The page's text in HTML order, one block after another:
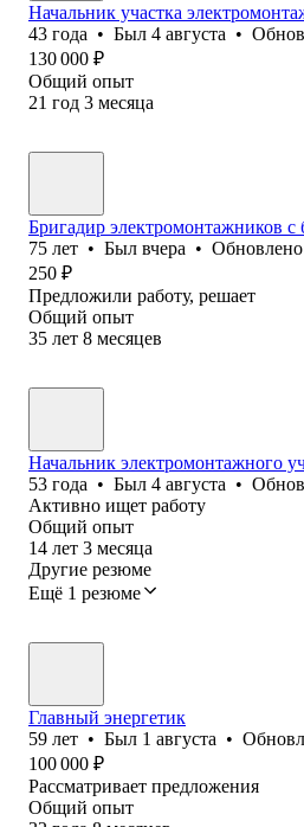
Начальник участка
43 года • Был 4 августа •
130 000 ₽
Общий опыт
21 год 3 месяца
Бригадир электромонтажников с
75 лет • Был вчера • Обновлено
250 ₽
Предложили работу, решает
Общий опыт
35 лет 8 месяцев
Начальник электромонтажного
53 года • Был 4 августа •
Активно ищет работу
Общий опыт
14 лет 3 месяца
Другие резюме
Ещё 1 резюме
Главный энергетик
59 лет • Был 1 августа •
100 000 ₽
Рассматривает предложения
Общий опыт